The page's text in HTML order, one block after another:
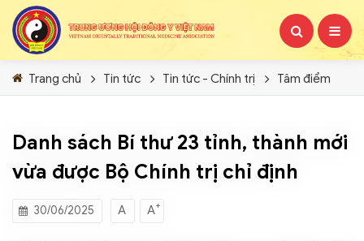
Trang chủ Tin tức Tin tức - Chính trị Tâm điểm
Danh sách Bí thư 23 tỉnh, thành mới
vừa được Bộ Chính trị chỉ định
30/06/2025 A A+